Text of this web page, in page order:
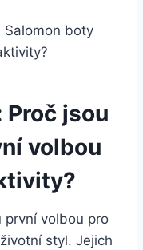
Proč jsou
volbou
první volbou pro
styl. Jejich⁢